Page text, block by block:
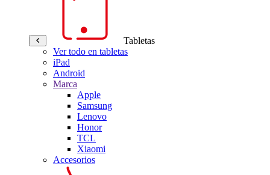
Tabletas
Ver todo en tabletas
iPad
Android
Marca
Apple
Samsung
Lenovo
Honor
TCL
Xiaomi
Accesorios